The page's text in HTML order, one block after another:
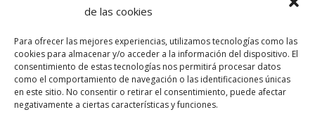
de las cookies
Para ofrecer las mejores experiencias, utilizamos tecnologías como las
cookies para almacenar y/o acceder a la información del dispositivo. El
consentimiento de estas tecnologías nos permitirá procesar datos
como el comportamiento de navegación o las identificaciones únicas
en este sitio. No consentir o retirar el consentimiento, puede afectar
negativamente a ciertas características y funciones.